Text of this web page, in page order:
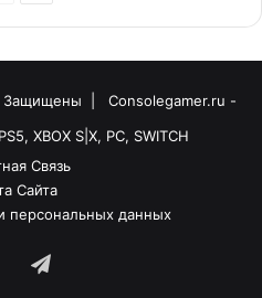
Защищены |
Consolegamer.ru -
XBOX S|X, PC, SWITCH
Связь
Сайта
персональных данных